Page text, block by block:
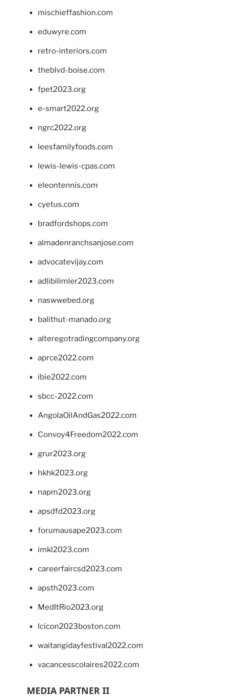
mischieffashion.com
eduwyre.com
retro-interiors.com
theblvd-boise.com
fpet2023.org
e-smart2022.org
ngrc2022.org
leesfamilyfoods.com
lewis-lewis-cpas.com
eleontennis.com
cyetus.com
bradfordshops.com
almadenranchsanjose.com
advocatevijay.com
adlibilimler2023.com
naswwebed.org
balithut-manado.org
alteregotradingcompany.org
aprce2022.com
ibie2022.com
sbcc-2022.com
AngolaOilAndGas2022.com
Convoy4Freedom2022.com
grur2023.org
hkhk2023.org
napm2023.org
apsdfd2023.org
forumausape2023.com
imkl2023.com
careerfaircsd2023.com
apsth2023.com
MedItRio2023.org
lcicon2023boston.com
waitangidayfestival2022.com
vacancesscolaires2022.com
MEDIA PARTNER II